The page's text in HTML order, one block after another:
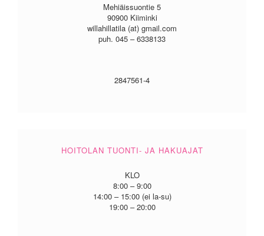
Mehiäissuontie 5
90900 Kiiminki
willahillatila (at) gmail.com
puh. 045 – 6338133
2847561-4
HOITOLAN TUONTI- JA HAKUAJAT
KLO
8:00 – 9:00
14:00 – 15:00 (ei la-su)
19:00 – 20:00